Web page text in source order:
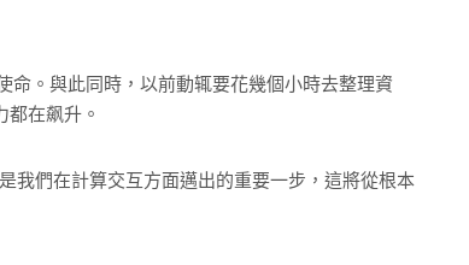
。與此同時，以前動辄要花幾個小時去整理資
在飙升。
我們在計算交互方面邁出的重要一步，這將從根本